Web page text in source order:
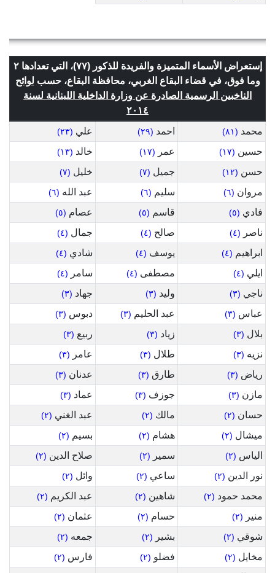
إستعراض الأسماء المتميزة والفريدة للذكور (٧٧)، التي تعدادها ٢
وما فوق، في قضاء البقاع الغربي، محافظة البقاع، حسب لوائح
الناخبين الرسمية الصادرة عن وزارة الداخلية اللبنانية لسنة
٢٠١٤
محمد (٨١) احمد (٢٩) علي (٢٣)
حسين (١٧) عمر (١٧) خالد (١٣)
حسن (١٢) جميل (٧) خليل (٧)
مروان (٦) سليم (٦) عبد الله (٦)
فادي (٥) قاسم (٥) عصام (٥)
ناصر (٤) صالح (٤) جمال (٤)
ابراهيم (٤) يوسف (٤) شادي (٤)
ايلي (٤) مصطفى (٤) سامر (٤)
ناجي (٣) وليد (٣) جهاد (٣)
عباس (٣) عبد الحليم (٣) دبوس (٣)
بلال (٣) زياد (٣) ربيع (٣)
نزيه (٣) طلال (٣) عامر (٣)
رياض (٣) طارق (٣) عدنان (٣)
مازن (٣) جوزف (٣) عماد (٣)
حسان (٢) مالك (٢) عبد الغني (٢)
ميشال (٢) هشام (٢) بسيم (٢)
الياس (٢) سمير (٢) صلاح الدين (٢)
نور الدين (٢) ساعي (٢) وائل (٢)
محمد حمود (٢) شاهين (٢) عبد الكريم (٢)
منير (٢) حسام (٢) عثمان (٢)
شوقي (٢) بشير (٢) جمعه (٢)
مخايل (٢) فضلو (٢) فارس (٢)